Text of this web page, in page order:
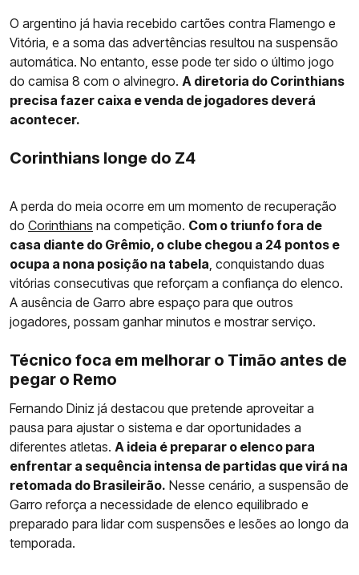
O argentino já havia recebido cartões contra Flamengo e
Vitória, e a soma das advertências resultou na suspensão
automática. No entanto, esse pode ter sido o último jogo
do camisa 8 com o alvinegro. A diretoria do Corinthians
precisa fazer caixa e venda de jogadores deverá
acontecer.
Corinthians longe do Z4
A perda do meia ocorre em um momento de recuperação
do Corinthians na competição. Com o triunfo fora de
casa diante do Grêmio, o clube chegou a 24 pontos e
ocupa a nona posição na tabela, conquistando duas
vitórias consecutivas que reforçam a confiança do elenco.
A ausência de Garro abre espaço para que outros
jogadores, possam ganhar minutos e mostrar serviço.
Técnico foca em melhorar o Timão antes de
pegar o Remo
Fernando Diniz já destacou que pretende aproveitar a
pausa para ajustar o sistema e dar oportunidades a
diferentes atletas. A ideia é preparar o elenco para
enfrentar a sequência intensa de partidas que virá na
retomada do Brasileirão. Nesse cenário, a suspensão de
Garro reforça a necessidade de elenco equilibrado e
preparado para lidar com suspensões e lesões ao longo da
temporada.